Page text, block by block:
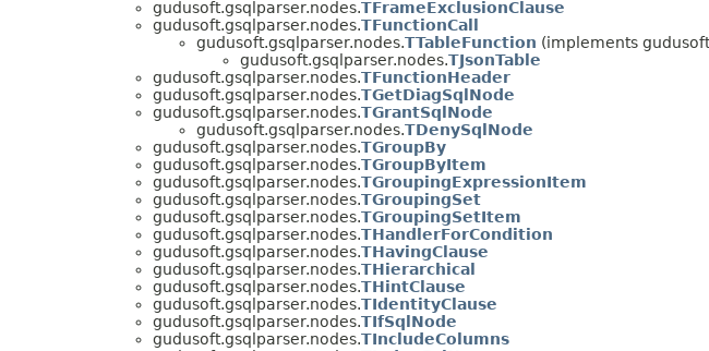
gudusoft.gsqlparser.nodes.TFrameExclusionClause
gudusoft.gsqlparser.nodes.TFunctionCall
gudusoft.gsqlparser.nodes.TTableFunction (implements
gudusoft.gsqlparser.nodes.TJsonTable
gudusoft.gsqlparser.nodes.TFunctionHeader
gudusoft.gsqlparser.nodes.TGetDiagSqlNode
gudusoft.gsqlparser.nodes.TGrantSqlNode
gudusoft.gsqlparser.nodes.TDenySqlNode
gudusoft.gsqlparser.nodes.TGroupBy
gudusoft.gsqlparser.nodes.TGroupByItem
gudusoft.gsqlparser.nodes.TGroupingExpressionItem
gudusoft.gsqlparser.nodes.TGroupingSet
gudusoft.gsqlparser.nodes.TGroupingSetItem
gudusoft.gsqlparser.nodes.THandlerForCondition
gudusoft.gsqlparser.nodes.THavingClause
gudusoft.gsqlparser.nodes.THierarchical
gudusoft.gsqlparser.nodes.THintClause
gudusoft.gsqlparser.nodes.TIdentityClause
gudusoft.gsqlparser.nodes.TIfSqlNode
gudusoft.gsqlparser.nodes.TIncludeColumns